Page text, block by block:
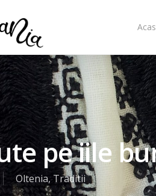
pe iile
Oltenia,Traditii